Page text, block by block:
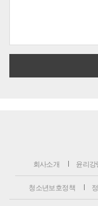
회사소개 윤리강
청소년보호정책